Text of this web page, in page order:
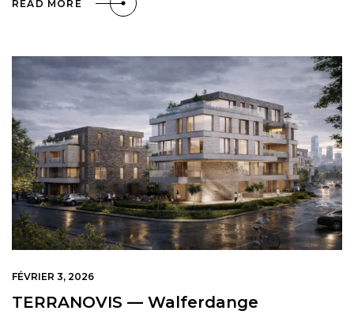
READ MORE
FÉVRIER 3, 2026
TERRANOVIS — Walferdange